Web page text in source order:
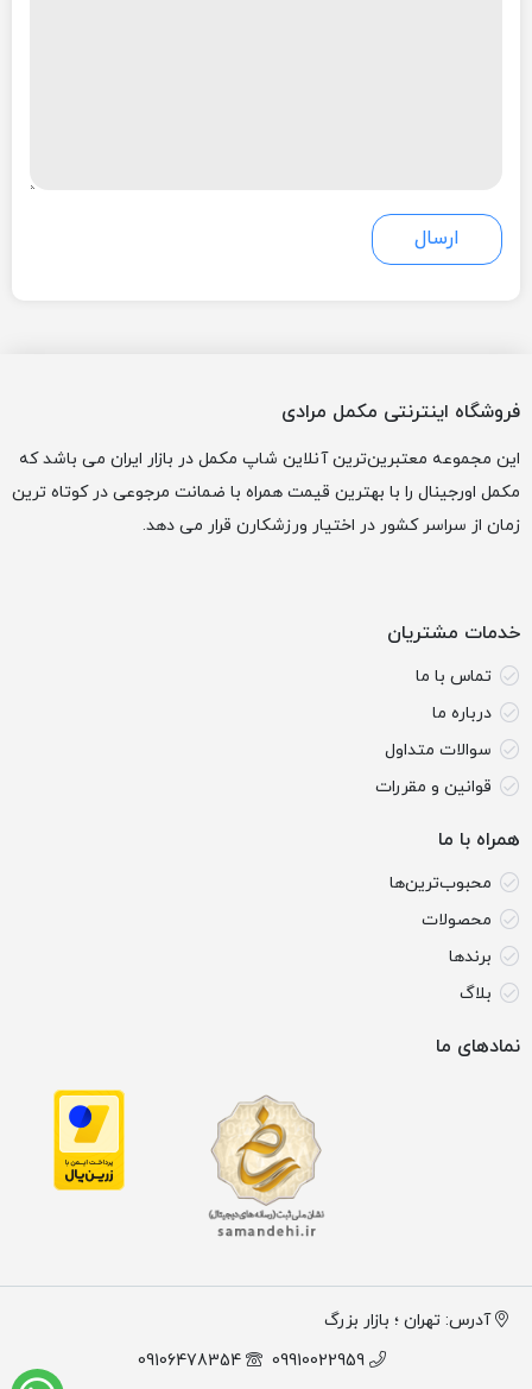
فروشگاه اینترنتی مکمل مرادی
این مجموعه معتبرین‌ترین آنلاین شاپ مکمل در بازار ایران می باشد که
مکمل اورجینال را با بهترین قیمت همراه با ضمانت مرجوعی در کوتاه ترین
زمان از سراسر کشور در اختیار ورزشکارن قرار می دهد.
خدمات مشتریان
تماس با ما
درباره ما
سوالات متداول
قوانین و مقررات
همراه با ما
محبوب‌ترین‌ها
محصولات
برندها
بلاگ
نمادهای ما
آدرس: تهران ؛ بازار بزرگ
09910022959
09106478354